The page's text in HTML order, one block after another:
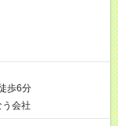
歩6分
会社